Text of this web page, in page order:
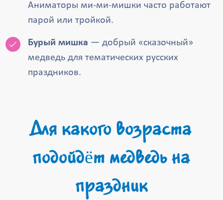
Аниматоры ми-ми-мишки часто работают
парой или тройкой.
Бурый мишка — добрый «сказочный»
медведь для тематических русских
праздников.
Для какого возраста
подойдёт медведь на
праздник